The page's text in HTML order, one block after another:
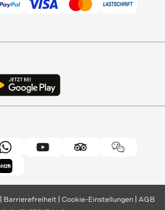
Barrierefreiheit Cookie-Einstellungen AGB